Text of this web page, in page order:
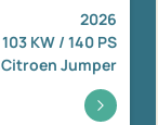
2026
103 KW / 140 PS
Citroen Jumper